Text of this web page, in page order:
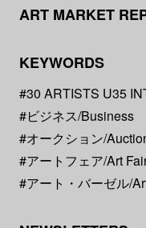
ART MARKET
KEYWORDS
#30 ARTISTS U35
#ビジネス/Business
#オークション/
#アートフェア/Art
#アート・バーゼル/